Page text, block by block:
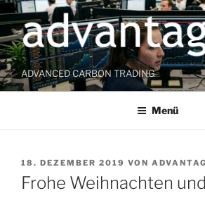
Zum
Inhalt
springen
ADVANCED CARBON TRADING
Menü
VERÖFFENTLICHT
AM
18. DEZEMBER 2019 VON ADVANTAG
Frohe Weihnachten